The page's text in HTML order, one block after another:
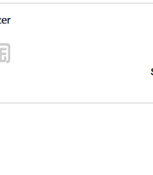
满赠三重好礼
Bloomingdales：时尚
每满$100返$25礼卡